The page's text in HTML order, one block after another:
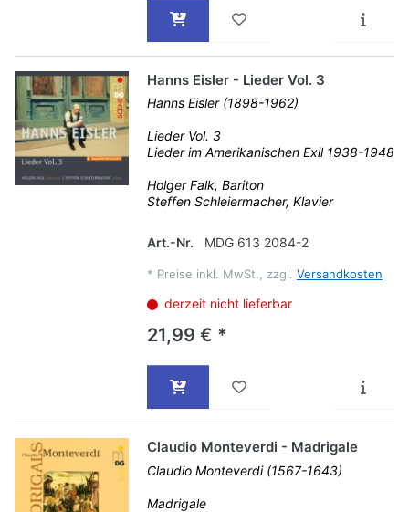
Hanns Eisler - Lieder Vol. 3
Hanns Eisler (1898-1962)
Lieder Vol. 3
Lieder im Amerikanischen Exil 1938-1948
Holger Falk, Bariton
Steffen Schleiermacher, Klavier
Art.-Nr. MDG 613 2084-2
* Preise inkl. MwSt., zzgl. Versandkosten
derzeit nicht lieferbar
21,99 € *
Claudio Monteverdi - Madrigale
Claudio Monteverdi (1567-1643)
Madrigale